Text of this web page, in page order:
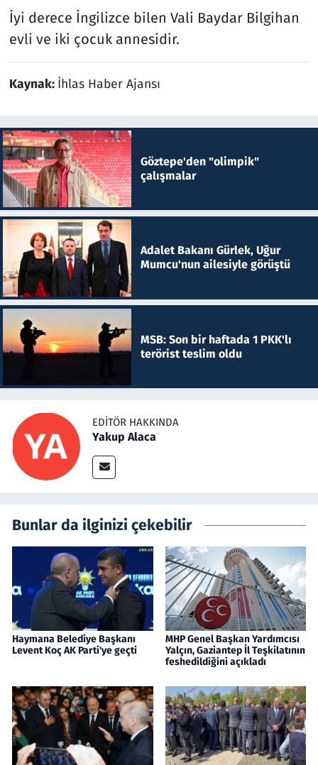
İyi derece İngilizce bilen Vali Baydar Bilgihan
evli ve iki çocuk annesidir.
Kaynak: İhlas Haber Ajansı
Göztepe'den "olimpik"
çalışmalar
Adalet Bakanı Gürlek, Uğur
Mumcu'nun ailesiyle görüştü
MSB: Son bir haftada 1 PKK'lı
terörist teslim oldu
EDITÖR HAKKINDA
Yakup Alaca
Bunlar da ilginizi çekebilir
Haymana Belediye Başkanı
Levent Koç AK Parti'ye geçti
MHP Genel Başkan Yardımcısı
Yalçın, Gaziantep İl Teşkilatının
feshedildiğini açıkladı